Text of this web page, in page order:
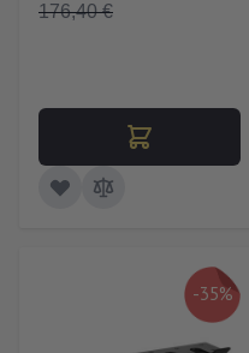
176,40 €
-35%